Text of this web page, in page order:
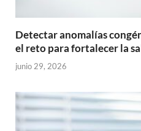
Detectar anomalías
el reto para fortalecer la
junio 29, 2026